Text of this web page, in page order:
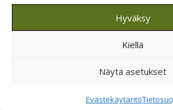
Hyväksy
Kiellä
Näytä asetukset
Evästekäytäntö
Saavutettavuus
Tietosuojajaehdot
Tietosuoja